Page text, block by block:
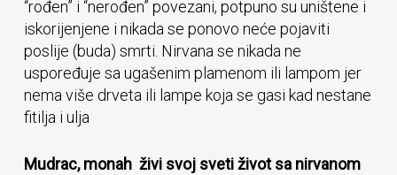
“rođen” i “nerođen” povezani, potpuno su uništene i
iskorijenjene i nikada se ponovo neće pojaviti
poslije (buda) smrti. Nirvana se nikada ne
uspoređuje sa ugašenim plamenom ili lampom jer
nema više drveta ili lampe koja se gasi kad nestane
fitilja i ulja
Mudrac, monah živi svoj sveti život sa nirvanom